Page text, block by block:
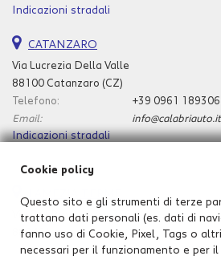
Indicazioni stradali
CATANZARO
Via Lucrezia Della Valle
88100 Catanzaro (CZ)
Telefono:
+39 0961
Email:
info@calabriauto.it
Indicazioni stradali
Via Del Progresso n.256
88046 Lamezia Terme (CZ)
Telefono:
+39 0968
Cookie policy
Questo sito e gli strumenti di terze
trattano dati personali (es. dati di
fanno uso di Cookie, Pixel, Tags o
necessari per il funzionamento e per